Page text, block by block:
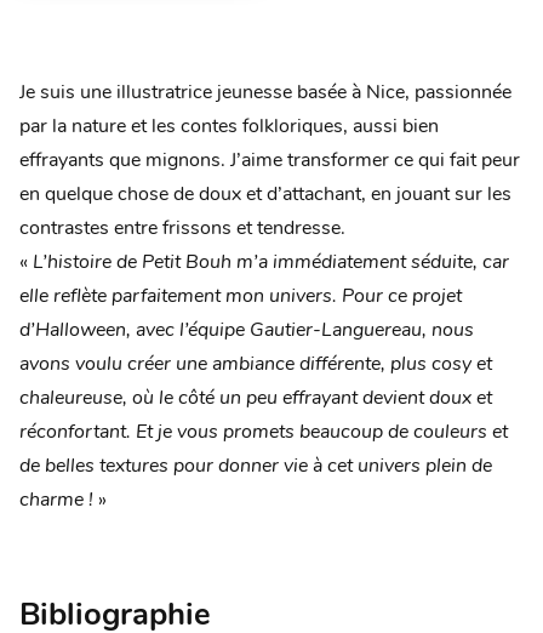
Je suis une illustratrice jeunesse basée à Nice, passionnée
par la nature et les contes folkloriques, aussi bien
effrayants que mignons. J’aime transformer ce qui fait peur
en quelque chose de doux et d’attachant, en jouant sur les
contrastes entre frissons et tendresse.
« L’histoire de Petit Bouh m’a immédiatement séduite, car
elle reflète parfaitement mon univers. Pour ce projet
d’Halloween, avec l’équipe Gautier-Languereau, nous
avons voulu créer une ambiance différente, plus cosy et
chaleureuse, où le côté un peu effrayant devient doux et
réconfortant. Et je vous promets beaucoup de couleurs et
de belles textures pour donner vie à cet univers plein de
charme ! »
Bibliographie